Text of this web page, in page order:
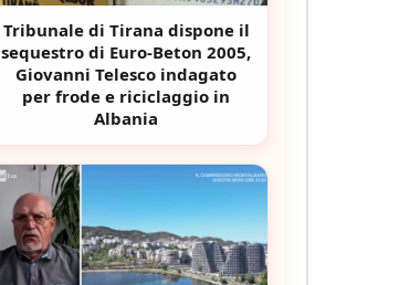
Tribunale di Tirana dispone il
sequestro di Euro-Beton 2005,
Giovanni Telesco indagato
per frode e riciclaggio in
Albania